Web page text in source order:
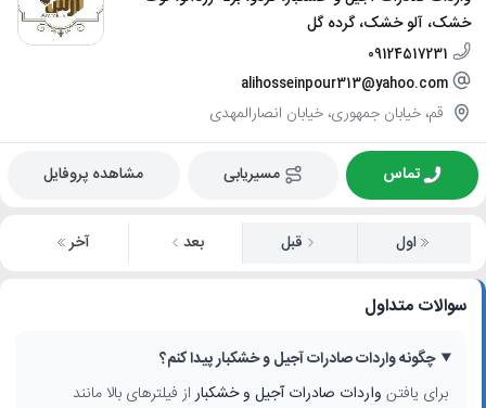
خشک، آلو خشک، گرده گل
09124517231
alihosseinpour313@yahoo.com
قم، خیابان جمهوری، خیابان انصارالمهدی
تماس مسیریابی مشاهده پروفایل
اول قبل بعد آخر
سوالات متداول
چگونه واردات صادرات آجیل و خشکبار پیدا کنم؟
برای یافتن واردات صادرات آجیل و خشکباراز فیلترهای بالا مانند